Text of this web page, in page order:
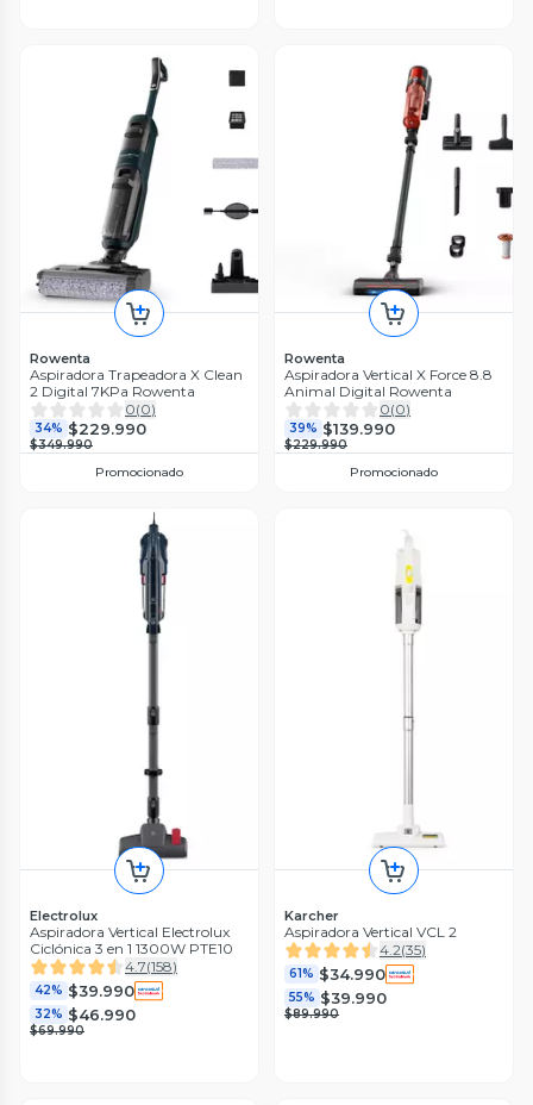
Rowenta
Aspiradora Trapeadora X Clean
2 Digital 7KPa Rowenta
0(0)
34% $229.990
$349.990
Promocionado
Rowenta
Aspiradora Vertical X Force 8.8
Animal Digital Rowenta
0(0)
39% $139.990
$229.990
Promocionado
Electrolux
Aspiradora Vertical Electrolux
Ciclónica 3 en 1 1300W PTE10
4.7(158)
42% $39.990
32% $46.990
$69.990
Karcher
Aspiradora Vertical VCL 2
4.2(35)
61% $34.990
55% $39.990
$89.990